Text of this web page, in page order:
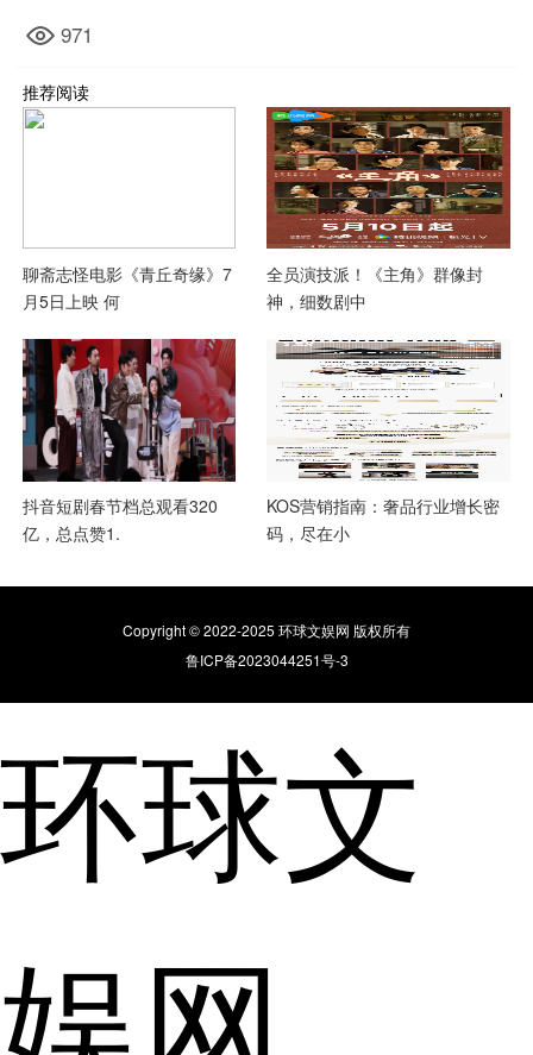
971
推荐阅读
聊斋志怪电影《青丘奇缘》7
月5日上映 何
​全员演技派！《主角》群像封
神，细数剧中
抖音短剧春节档总观看320
亿，总点赞1.
KOS营销指南：奢品行业增长密
码，尽在小
Copyright © 2022-2025 环球文娱网 版权所有
鲁ICP备2023044251号-3
环球文